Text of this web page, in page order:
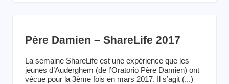
Père Damien – ShareLife 2017
La semaine ShareLife est une expérience que les
jeunes d’Auderghem (de l’Oratorio Père Damien) ont
vécue pour la 3ème fois en mars 2017. Il s’agit (...)